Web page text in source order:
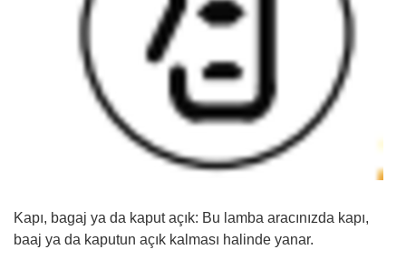
Kapı, bagaj ya da kaput açık: Bu lamba aracınızda kapı,
baaj ya da kaputun açık kalması halinde yanar.